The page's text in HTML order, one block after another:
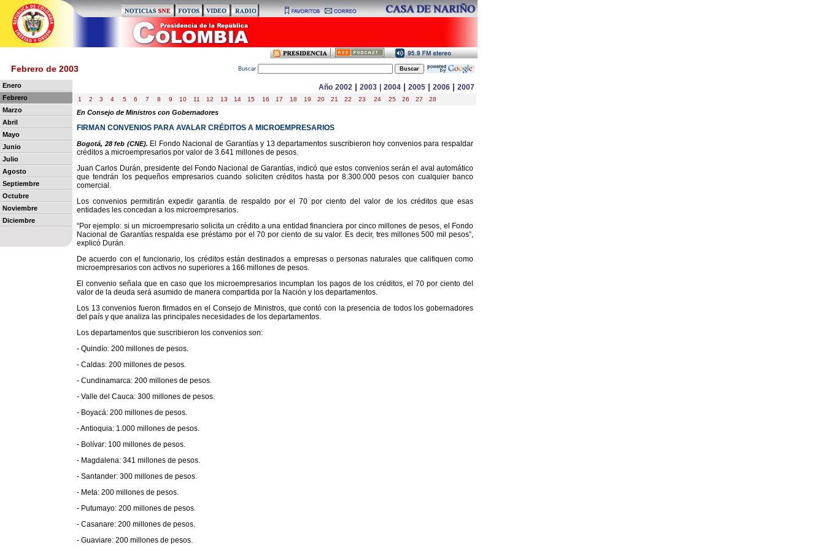
Febrero de 2003 Buscar
Enero
Febrero
Marzo
Abril
Mayo
Junio
Julio
Agosto
Septiembre
Octubre
Noviembre
Diciembre
Año 2002 | 2003 2004 | 2005 | 2006 | 2007
1 2 3 4 5 6 7 8 9 10 11 12 13 14 15 16 17 18 19 20 21 22 23 24 25 26 27 28
En Consejo de Ministros con Gobernadores
FIRMAN CONVENIOS PARA AVALAR CRÉDITOS A MICROEMPRESARIOS
Bogotá, 28 feb (CNE). El Fondo Nacional de Garantías y 13 departamentos suscribieron hoy convenios para respaldar
créditos a microempresarios por valor de 3.641 millones de pesos.
Juan Carlos Durán, presidente del Fondo Nacional de Garantías, indicó que estos convenios serán el aval automático
que tendrán los pequeños empresarios cuando soliciten créditos hasta por 8.300.000 pesos con cualquier banco
comercial.
Los convenios permitirán expedir garantía de respaldo por el 70 por ciento del valor de los créditos que esas
entidades les concedan a los microempresarios.
“Por ejemplo: si un microempresario solicita un crédito a una entidad financiera por cinco millones de pesos, el Fondo
Nacional de Garantías respalda ese préstamo por el 70 por ciento de su valor. Es decir, tres millones 500 mil pesos”,
explicó Durán.
De acuerdo con el funcionario, los créditos están destinados a empresas o personas naturales que califiquen como
microempresarios con activos no superiores a 166 millones de pesos.
El convenio señala que en caso que los microempresarios incumplan los pagos de los créditos, el 70 por ciento del
valor de la deuda será asumido de manera compartida por la Nación y los departamentos.
Los 13 convenios fueron firmados en el Consejo de Ministros, que contó con la presencia de todos los gobernadores
del país y que analiza las principales necesidades de los departamentos.
Los departamentos que suscribieron los convenios son:
- Quindío: 200 millones de pesos.
- Caldas: 200 millones de pesos.
- Cundinamarca: 200 millones de pesos.
- Valle del Cauca: 300 millones de pesos.
- Boyacá: 200 millones de pesos.
- Antioquia: 1.000 millones de pesos.
- Bolívar: 100 millones de pesos.
- Magdalena: 341 millones de pesos.
- Santander: 300 millones de pesos.
- Meta: 200 millones de pesos.
- Putumayo: 200 millones de pesos.
- Casanare: 200 millones de pesos.
- Guaviare: 200 millones de pesos.